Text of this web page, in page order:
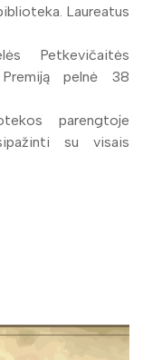
Laureatus
Petkevičaitės
pelnė 38
parengtoje
su visais